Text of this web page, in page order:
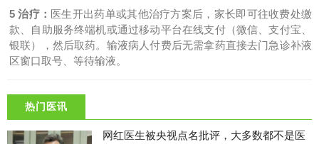
5 治疗： 医生开出药单或其他治疗方案后，家长即可往收费处缴
款、自助服务终端机或通过移动平台在线支付（微信、支付宝、
银联），然后取药。输液病人付费后无需拿药直接去门急诊补液
区窗口取号、等待输液。
热门医讯
网红医生被央视点名批评，大多数都不是医